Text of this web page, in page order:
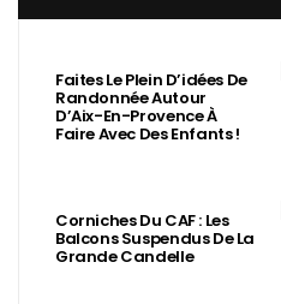
Faites Le Plein D’idées De
Randonnée Autour
D’Aix-En-Provence À
Faire Avec Des Enfants !
Corniches Du CAF : Les
Balcons Suspendus De La
Grande Candelle